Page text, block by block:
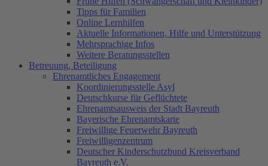
Tipps für Familien
Online Lernhilfen
Aktuelle Informationen, Hilfe und Unterstützung
Mehrsprachige Infos
Weitere Beratungsstellen
Betreuung, Beteiligung
Ehrenamtliches Engagement
Koordinierungsstelle Asyl
Deutschkurse für Geflüchtete
Ehrenamtsausweis der Stadt Bayreuth
Bayerische Ehrenamtskarte
Freiwillige Feuerwehr Bayreuth
Freiwilligenzentrum
Deutscher Kinderschutzbund Kreisverband
Bayreuth e.V.